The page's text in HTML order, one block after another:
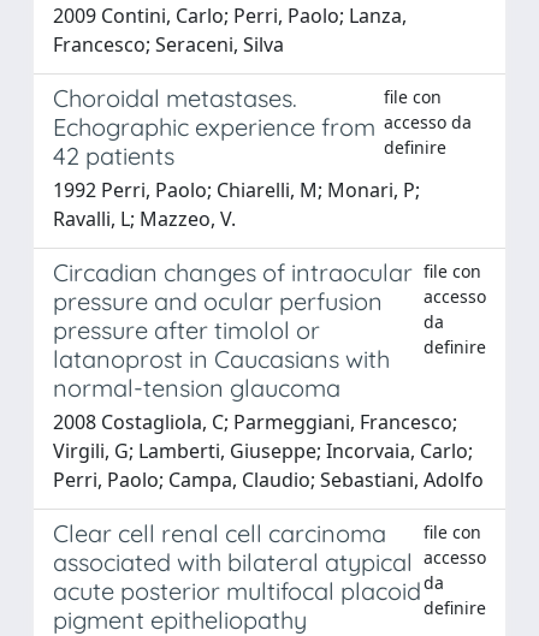
2009 Contini, Carlo; Perri, Paolo; Lanza,
Francesco; Seraceni, Silva
Choroidal metastases.
Echographic experience from
42 patients
file con
accesso da
definire
1992 Perri, Paolo; Chiarelli, M; Monari, P;
Ravalli, L; Mazzeo, V.
Circadian changes of intraocular
pressure and ocular perfusion
pressure after timolol or
latanoprost in Caucasians with
normal-tension glaucoma
file con
accesso
da
definire
2008 Costagliola, C; Parmeggiani, Francesco;
Virgili, G; Lamberti, Giuseppe; Incorvaia, Carlo;
Perri, Paolo; Campa, Claudio; Sebastiani, Adolfo
Clear cell renal cell carcinoma
associated with bilateral atypical
acute posterior multifocal placoid
pigment epitheliopathy
file con
accesso
da
definire